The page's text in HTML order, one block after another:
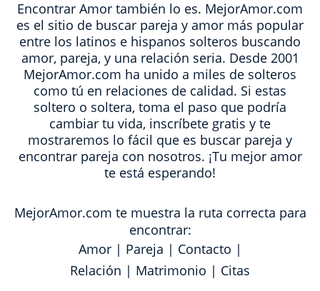
Encontrar Amor también lo es. MejorAmor.com
es el sitio de buscar pareja y amor más popular
entre los latinos e hispanos solteros buscando
amor, pareja, y una relación seria. Desde 2001
MejorAmor.com ha unido a miles de solteros
como tú en relaciones de calidad. Si estas
soltero o soltera, toma el paso que podría
cambiar tu vida, inscríbete gratis y te
mostraremos lo fácil que es buscar pareja y
encontrar pareja con nosotros. ¡Tu mejor amor
te está esperando!
MejorAmor.com te muestra la ruta correcta para
encontrar:
Amor| Pareja | Contacto |
Relación | Matrimonio | Citas